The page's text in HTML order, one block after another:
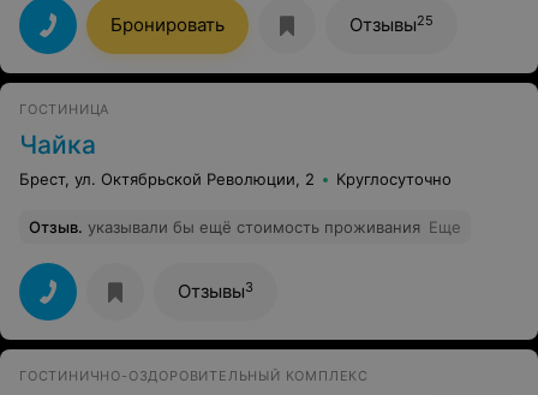
Бронировать Отзывы25
ГОСТИНИЦА
Чайка
Брест, ул. Октябрьской Революции, 2 Круглосуточно
Отзыв. указывали бы ещё стоимость проживания Еще
Отзывы3
ГОСТИНИЧНО-ОЗДОРОВИТЕЛЬНЫЙ КОМПЛЕКС